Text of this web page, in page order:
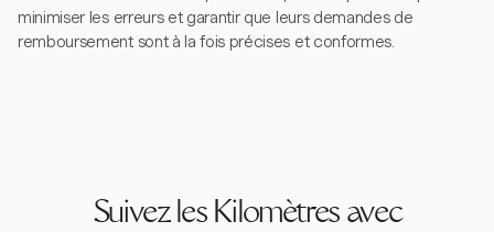
minimiser les erreurs et garantir que leurs demandes de
remboursement sont à la fois précises et conformes.
Suivez les Kilomètres avec